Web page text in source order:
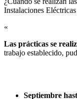
Instalaciones
«
Las prácticas se
trabajo establecido,
Septiembre